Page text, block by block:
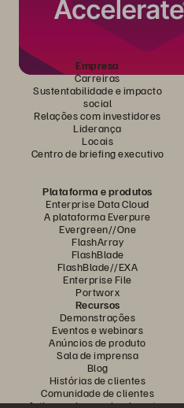
Empresa
Carreiras
Sustentabilidade e impacto
social
Relações com investidores
Liderança
Locais
Centro de briefing executivo
Plataforma e produtos
Enterprise Data Cloud
A plataforma Everpure
Evergreen//One
FlashArray
FlashBlade
FlashBlade//EXA
Enterprise File
Portworx
Recursos
Demonstrações
Eventos e webinars
Anúncios de produto
Sala de imprensa
Blog
Histórias de clientes
Comunidade de clientes
Artigos sobre conhecimentos